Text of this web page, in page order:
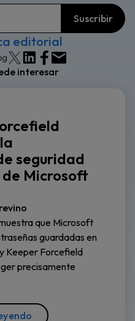
editorial
interesar
seguridad
Microsoft
que Microsoft
guardadas en
Keeper Forcefield
precisamente